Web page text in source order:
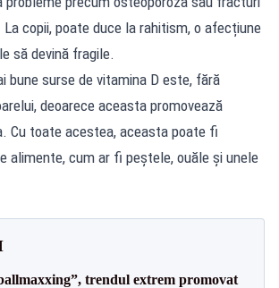
copii, poate duce la rahitism, o afecțiune
să devină fragile.
bune surse de vitamina D este, fără
deoarece aceasta promovează
Cu toate acestea, aceasta poate fi
alimente, cum ar fi peștele, ouăle și unele
trendul extrem promovat